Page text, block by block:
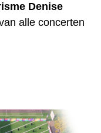
Denise
alle concerten